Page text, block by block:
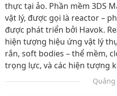
thực tại ảo. Phần mềm 3DS
vật lý, được gọi là reactor –
được phát triển bởi Havok.
hiện tượng hiệu ứng vật lý
rắn, soft bodies – thể mềm,
trọng lực, và các hiện tượng
Quảng